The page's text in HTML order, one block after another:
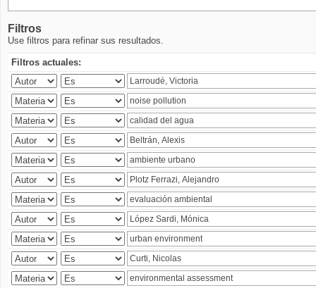
Filtros
Use filtros para refinar sus resultados.
Filtros actuales: